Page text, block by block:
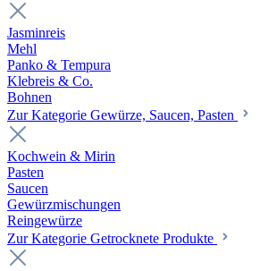
Jasminreis
Mehl
Panko & Tempura
Klebreis & Co.
Bohnen
Zur Kategorie Gewürze, Saucen, Pasten
Kochwein & Mirin
Pasten
Saucen
Gewürzmischungen
Reingewürze
Zur Kategorie Getrocknete Produkte